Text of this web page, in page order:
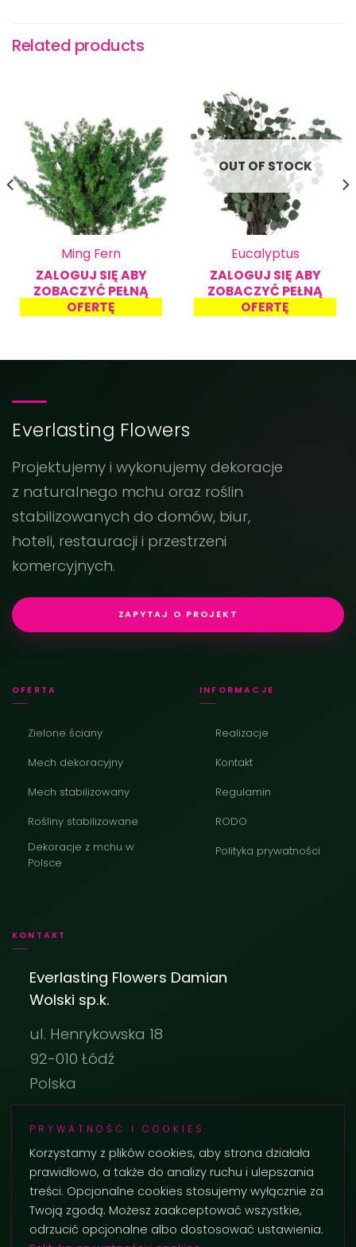
Related products
Ming Fern
ZALOGUJ SIĘ ABY
ZOBACZYĆ PEŁNĄ
OFERTĘ
OUT OF STOCK
Eucalyptus
ZALOGUJ SIĘ ABY
ZOBACZYĆ PEŁNĄ
OFERTĘ
Everlasting Flowers
Projektujemy i wykonujemy dekoracje
z naturalnego mchu oraz roślin
stabilizowanych do domów, biur,
hoteli, restauracji i przestrzeni
komercyjnych.
ZAPYTAJ O PROJEKT
OFERTA
Zielone ściany
Mech dekoracyjny
Mech stabilizowany
Rośliny stabilizowane
Dekoracje z mchu w
Polsce
INFORMACJE
Realizacje
Kontakt
Regulamin
RODO
Polityka prywatności
KONTAKT
Everlasting Flowers Damian
Wolski sp.k.
ul. Henrykowska 18
92-010 Łódź
Polska
biuro@everlastingflowers.pl
+48 42 236 29 02
PRYWATNOŚĆ I COOKIES
Korzystamy z plików cookies, aby strona działała
prawidłowo, a także do analizy ruchu i ulepszania
treści. Opcjonalne cookies stosujemy wyłącznie za
Twoją zgodą. Możesz zaakceptować wszystkie,
odrzucić opcjonalne albo dostosować ustawienia.